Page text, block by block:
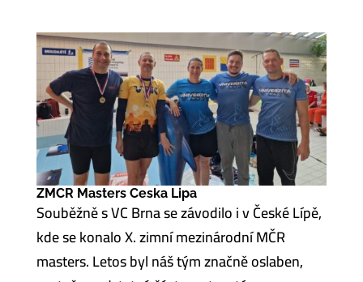
ZMCR Masters Ceska Lipa
Souběžně s VC Brna se závodilo i v České Lípě,
kde se konalo X. zimní mezinárodní MČR
masters. Letos byl náš tým značně oslaben,